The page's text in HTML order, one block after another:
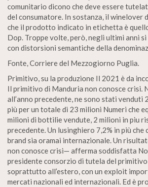
comunitario dicono che deve essere
del consumatore. In sostanza, il winelover
che il prodotto indicato in etichetta è
Dop. Troppe volte, però, negli ultimi anni
con distorsioni semantiche della
Fonte, Corriere del Mezzogiorno Puglia.
Primitivo, su la produzione Il 2021 è da
Il primitivo di Manduria non conosce crisi.
all’anno precedente, ne sono stati venduti
più per un totale di 23 milioni Numeri che
milioni di bottilie vendute, 2 milioni in piu
precedente. Un lusinghiero 7,2% in più che
brand sia oramai internazionale. Un
non conosce crisi— afferma soddisfatta
presidente consorzio di tutela del
soprattutto all’estero, con un exploit
mercati nazionali ed internazionali. Ed è